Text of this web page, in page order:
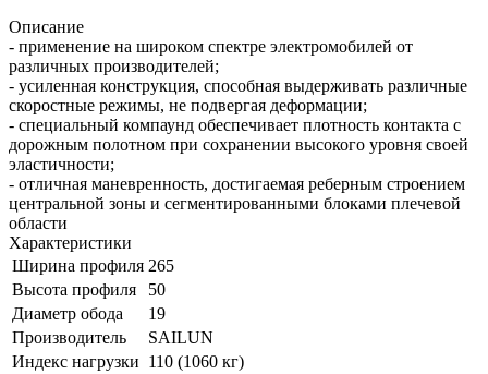
Описание
- применение на широком спектре электромобилей от
различных производителей;
- усиленная конструкция, способная выдерживать различные
скоростные режимы, не подвергая деформации;
- специальный компаунд обеспечивает плотность контакта с
дорожным полотном при сохранении высокого уровня своей
эластичности;
- отличная маневренность, достигаемая реберным строением
центральной зоны и сегментированными блоками плечевой
области
Характеристики
Ширина профиля 265
Высота профиля
50
Диаметр обода
19
Производитель
SAILUN
Индекс нагрузки 110 (1060 кг)